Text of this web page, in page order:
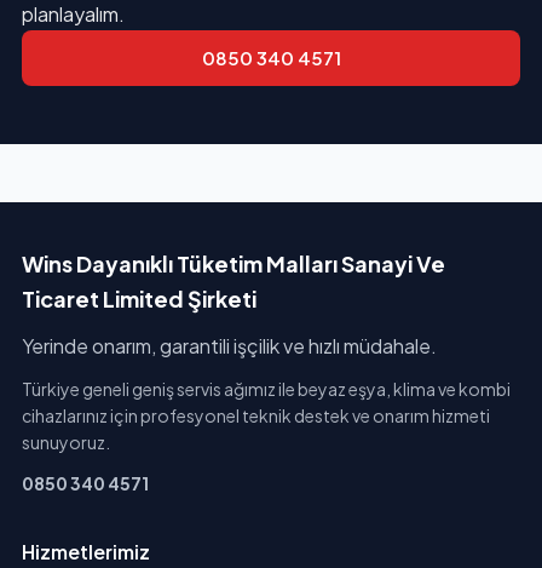
planlayalım.
0850 340 4571
Wins Dayanıklı Tüketim Malları Sanayi Ve
Ticaret Limited Şirketi
Yerinde onarım, garantili işçilik ve hızlı müdahale.
Türkiye geneli geniş servis ağımız ile beyaz eşya, klima ve kombi
cihazlarınız için profesyonel teknik destek ve onarım hizmeti
sunuyoruz.
0850 340 4571
Hizmetlerimiz